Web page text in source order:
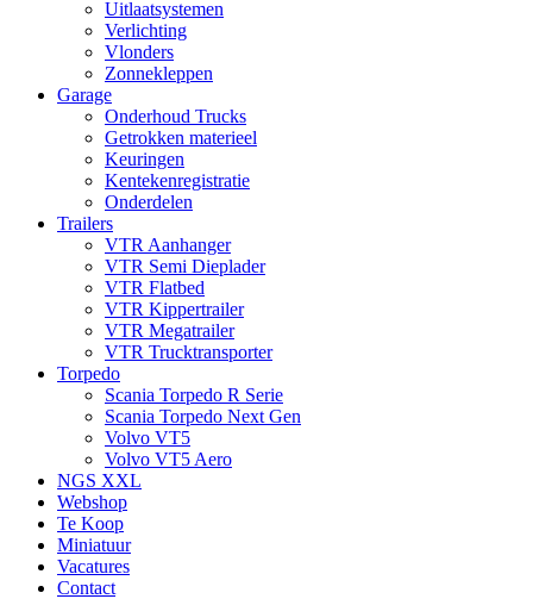
Uitlaatsystemen
Verlichting
Vlonders
Zonnekleppen
Garage
Onderhoud Trucks
Getrokken materieel
Keuringen
Kentekenregistratie
Onderdelen
Trailers
VTR Aanhanger
VTR Semi Dieplader
VTR Flatbed
VTR Kippertrailer
VTR Megatrailer
VTR Trucktransporter
Torpedo
Scania Torpedo R Serie
Scania Torpedo Next Gen
Volvo VT5
Volvo VT5 Aero
NGS XXL
Webshop
Te Koop
Miniatuur
Vacatures
Contact